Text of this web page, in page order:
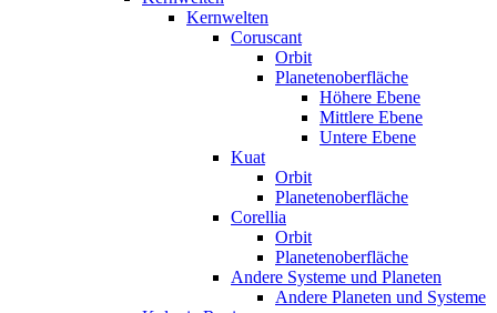
Kernwelten
Coruscant
Orbit
Planetenoberfläche
Höhere Ebene
Mittlere Ebene
Untere Ebene
Kuat
Orbit
Planetenoberfläche
Corellia
Orbit
Planetenoberfläche
Andere Systeme und Planeten
Andere Planeten und Systeme